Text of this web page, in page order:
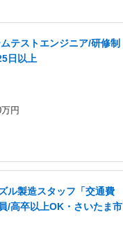
テストエンジニア/研修制
日以上
円
ル製造スタッフ「交通費
/高卒以上OK・さいたま市